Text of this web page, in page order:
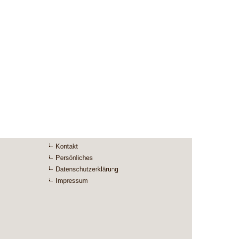
Kontakt
Persönliches
Datenschutzerklärung
Impressum